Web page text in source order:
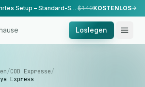
Vollständig durchgeführtes Setup – Standard-Setup, durchgeführt von unserem Team. $149KOSTENLOS
Loslegen
/COD Expresse/
Express